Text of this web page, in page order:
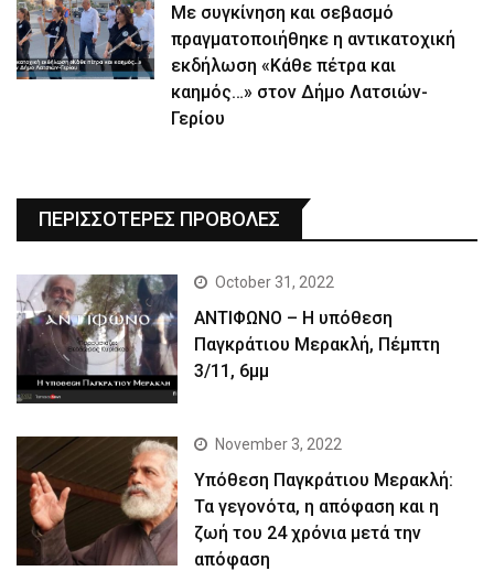
Με συγκίνηση και σεβασμό
πραγματοποιήθηκε η αντικατοχική
εκδήλωση «Κάθε πέτρα και
καημός…» στον Δήμο Λατσιών-
Γερίου
ΠΕΡΙΣΣΟΤΕΡΕΣ ΠΡΟΒΟΛΕΣ
October 31, 2022
ΑΝΤΙΦΩΝΟ – Η υπόθεση
Παγκράτιου Μερακλή, Πέμπτη
3/11, 6μμ
November 3, 2022
Yπόθεση Παγκράτιου Μερακλή:
Τα γεγονότα, η απόφαση και η
ζωή του 24 χρόνια μετά την
απόφαση